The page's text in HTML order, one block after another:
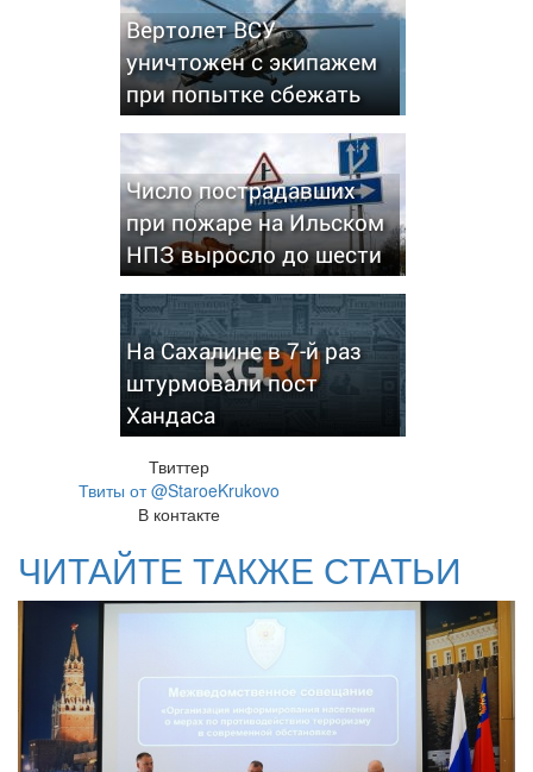
Вертолет ВСУ
уничтожен с экипажем
при попытке сбежать
Число пострадавших
при пожаре на Ильском
НПЗ выросло до шести
На Сахалине в 7-й раз
штурмовали пост
Хандаса
Твиттер
Твиты от @StaroeKrukovo
В контакте
ЧИТАЙТЕ ТАКЖЕ СТАТЬИ